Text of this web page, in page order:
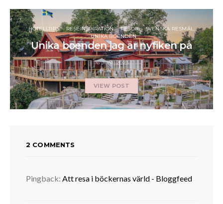
HOTELLTIPS RESEINSPIRATION RESOR
SVENSKA RESMÅL
UNIKA BOENDEN
Unika boenden jag är nyfiken på
16 JUNI, 2023
VIEW POST
2 COMMENTS
Pingback: Att resa i böckernas värld - Bloggfeed